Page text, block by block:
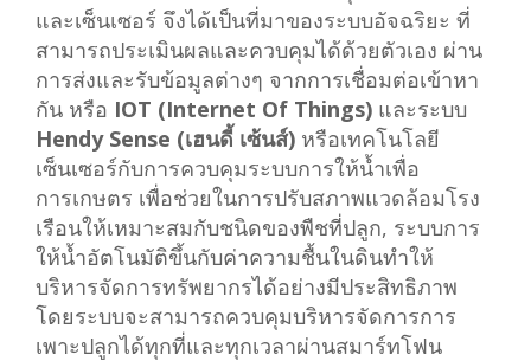
และเซ็นเซอร์ จึงได้เป็นที่มาของระบบอัจฉริยะ ที่
สามารถประเมินผลและควบคุมได้ด้วยตัวเอง ผ่าน
การส่งและรับข้อมูลต่างๆ จากการเชื่อมต่อเข้าหา
กัน หรือ IOT (Internet Of Things) และระบบ
Hendy Sense (เฮนดี้ เซ้นส์) หรือเทคโนโลยี
เซ็นเซอร์กับการควบคุมระบบการให้น้ำเพื่อ
การเกษตร เพื่อช่วยในการปรับสภาพแวดล้อมโรง
เรือนให้เหมาะสมกับชนิดของพืชที่ปลูก, ระบบการ
ให้น้ำอัตโนมัติขึ้นกับค่าความชื้นในดินทำให้
บริหารจัดการทรัพยากรได้อย่างมีประสิทธิภาพ
โดยระบบจะสามารถควบคุมบริหารจัดการการ
เพาะปลูกได้ทุกที่และทุกเวลาผ่านสมาร์ทโฟน